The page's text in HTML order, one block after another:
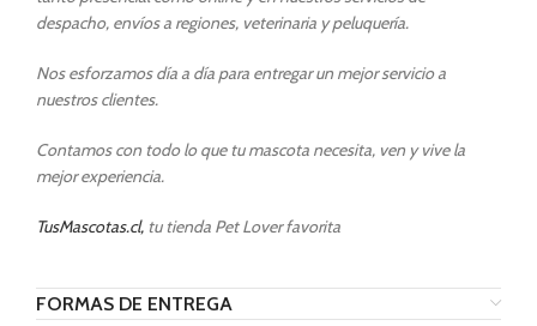
despacho, envíos a regiones, veterinaria y peluquería.
Nos esforzamos día a día para entregar un mejor servicio a
nuestros clientes.
Contamos con todo lo que tu mascota necesita, ven y vive la
mejor experiencia.
TusMascotas.cl, tu tienda Pet Lover favorita
FORMAS DE ENTREGA